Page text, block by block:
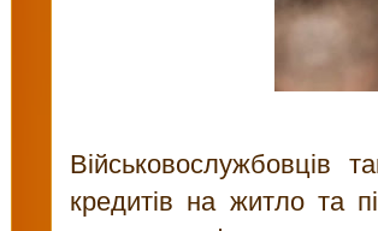
Військовослужбовців
кредитів на житло та